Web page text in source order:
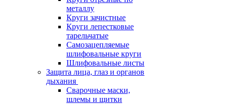
металлу
Круги зачистные
Круги лепестковые
тарельчатые
Самозацепляемые
шлифовальные круги
Шлифовальные листы
Защита лица, глаз и органов
дыхания
Сварочные маски,
шлемы и щитки